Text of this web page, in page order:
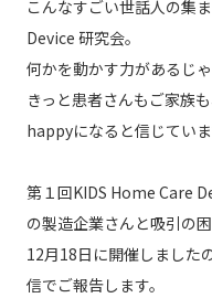
こんなすごい世話人の集
Device 研究会。
何かを動かす力があるじ
きっと患者さんもご家族
happyになると信じていま
第１回KIDS Home Care
の製造企業さんと吸引の
12月18日に開催しました
信でご報告します。